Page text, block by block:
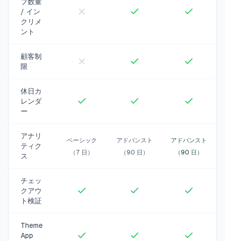
/ イン
クリメ
ント
顧客制
限
休日カ
レンダ
ー
アナリ
ティク
ス
ベーシック
（7 日）
アドバンスト
（90 日）
アドバンスト
（90 日）
チェッ
クアウ
ト検証
Theme
App